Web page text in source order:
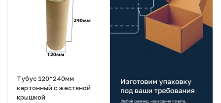
Тубус 120*240мм
картонный с жестяной
крышкой